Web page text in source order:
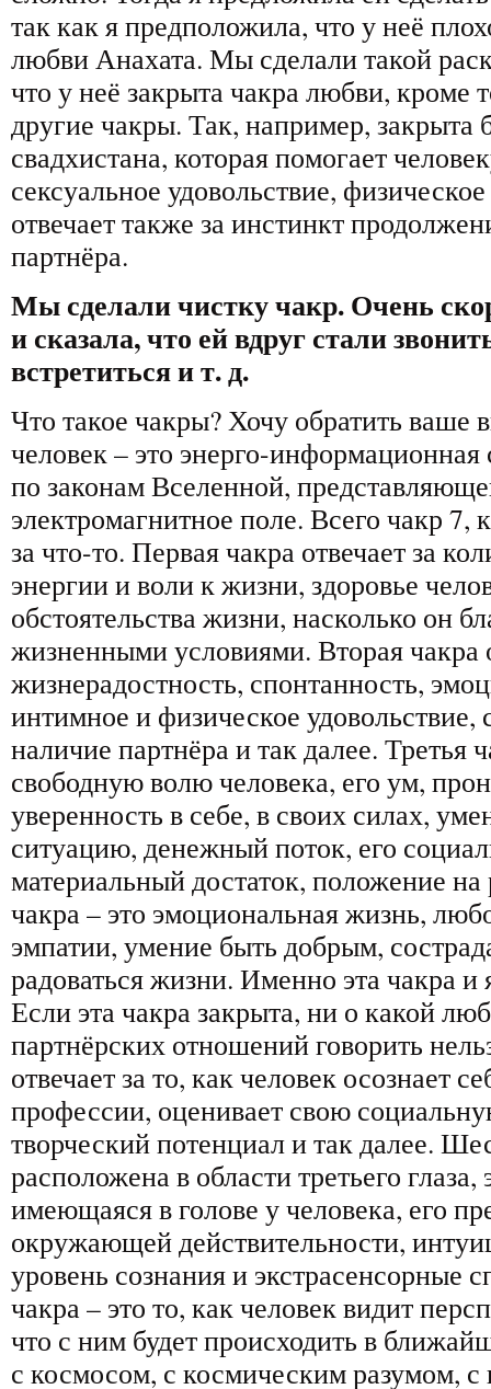
так как я предположила, что у неё
любви Анахата. Мы сделали такой
что у неё закрыта чакра любви, кроме
другие чакры. Так, например, закрыта
свадхистана, которая помогает
сексуальное удовольствие,
отвечает также за инстинкт
партнёра.
Мы сделали чистку чакр. Очень
и сказала, что ей вдруг стали
встретиться и т. д.
Что такое чакры? Хочу обратить ваше
человек – это энерго-информационная
по законам Вселенной,
электромагнитное поле. Всего чакр 7,
за что-то. Первая чакра отвечает за
энергии и воли к жизни, здоровье
обстоятельства жизни, насколько он
жизненными условиями. Вторая чакра
жизнерадостность, спонтанность,
интимное и физическое
наличие партнёра и так далее. Третья
свободную волю человека, его ум,
уверенность в себе, в своих силах,
ситуацию, денежный поток, его
материальный достаток, положение на
чакра – это эмоциональная жизнь,
эмпатии, умение быть добрым,
радоваться жизни. Именно эта чакра и
Если эта чакра закрыта, ни о какой
партнёрских отношений говорить
отвечает за то, как человек осознает
профессии, оценивает свою
творческий потенциал и так далее.
расположена в области третьего
имеющаяся в голове у человека, его
окружающей действительности,
уровень сознания и экстрасенсорные
чакра – это то, как человек видит
что с ним будет происходить в
с космосом, с космическим разумом, с